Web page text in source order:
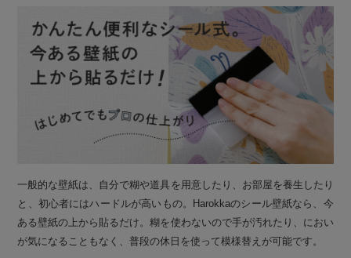
一般的な壁紙は、自分で糊や道具を用意したり、お部屋を養生したり
と、初心者にはハードルが高いもの。Harokkaのシール壁紙なら、今
ある壁紙の上から貼るだけ。糊を使わないので手が汚れたり、におい
が気になることもなく、普段の休日を使って模様替えが可能です。